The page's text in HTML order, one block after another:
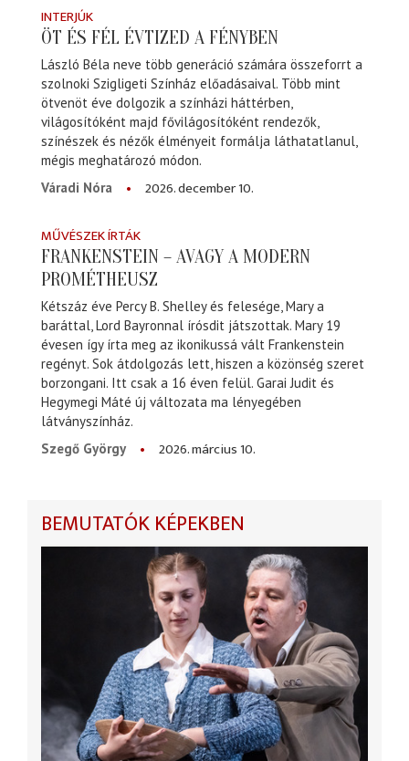
INTERJÚK
ÖT ÉS FÉL ÉVTIZED A FÉNYBEN
László Béla neve több generáció számára összeforrt a
szolnoki Szigligeti Színház előadásaival. Több mint
ötvenöt éve dolgozik a színházi háttérben,
világosítóként majd fővilágosítóként rendezők,
színészek és nézők élményeit formálja láthatatlanul,
mégis meghatározó módon.
Váradi Nóra
2026. december 10.
MŰVÉSZEK ÍRTÁK
FRANKENSTEIN – AVAGY A MODERN
PROMÉTHEUSZ
Kétszáz éve Percy B. Shelley és felesége, Mary a
baráttal, Lord Bayronnal írósdit játszottak. Mary 19
évesen így írta meg az ikonikussá vált Frankenstein
regényt. Sok átdolgozás lett, hiszen a közönség szeret
borzongani. Itt csak a 16 éven felül. Garai Judit és
Hegymegi Máté új változata ma lényegében
látványszínház.
Szegő György
2026. március 10.
BEMUTATÓK KÉPEKBEN